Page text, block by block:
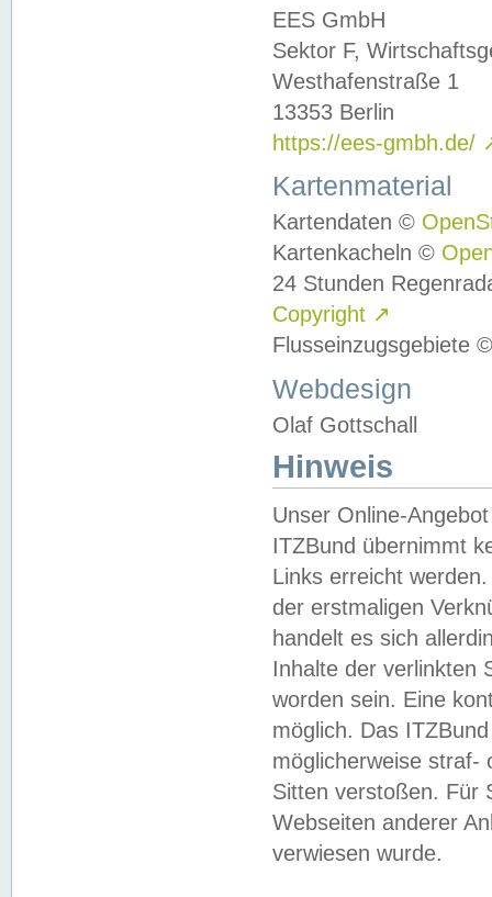
EES GmbH
Sektor F,
Westhafenstraße 1
13353 Berlin
https://ees-gmbh.de/
Kartenmaterial
Kartendaten ©
Kartenkacheln ©
24 Stunden
Copyright ↗
Flusseinzugsgebiete
Webdesign
Olaf Gottschall
Hinweis
Unser Online-
ITZBund übernimmt
Links erreicht
der erstmaligen
handelt es sich
Inhalte der verlinkten
worden sein. Eine
möglich. Das
möglicherweise straf-
Sitten verstoßen. Für
Webseiten anderer
verwiesen wurde.